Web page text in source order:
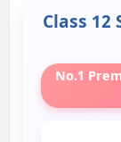
Class 12
No.1